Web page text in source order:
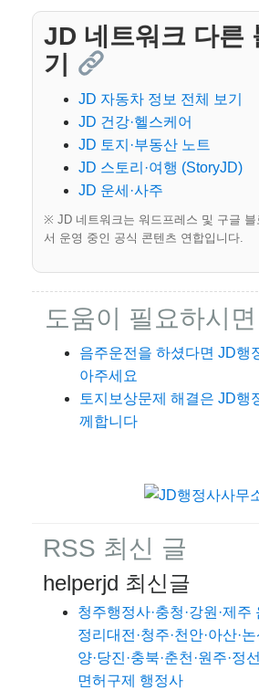
JD 네트워크 다른
기
JD 자동차 정보 전체 보기
JD 건강·헬스케어
JD 토지·부동산 노트
JD 스토리·여행 (StoryJD)
JD 운세·사주
※ JD 네트워크는 워드프레스 및 구글 블
서 운영 중인 공식 콘텐츠 연합입니다.
도움이 필요하시면
음주운전을 하셨다면 JD행
아주세요
토지보상문제 해결은 JD행
께합니다
RSS 최신 글
helperjd 최신글
청주행정사·충청·강원·제
정리대전·청주·천안·아산·논
양·당진·충북·춘천·원주·정
면허구제 행정사